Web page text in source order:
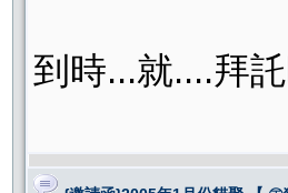
到時...就....拜